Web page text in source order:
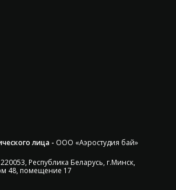
лица - ООО «Аэростудия бай»
220053, Республика Беларусь, г.Минск,
48, помещение 17